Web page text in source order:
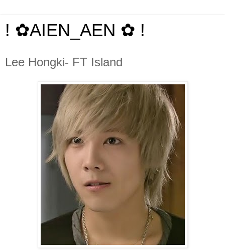
! ✿AIEN_AEN ✿ !
Lee Hongki- FT Island